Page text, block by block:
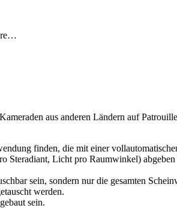
aus anderen Ländern auf
finden, die mit einer
Steradiant, Licht pro Raumwinkel)
sein, sondern nur die gesamten
werden.
sein.